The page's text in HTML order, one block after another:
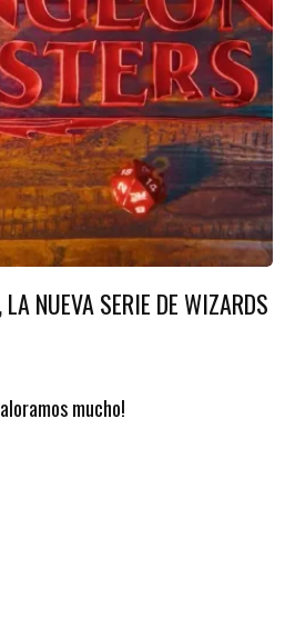
NUEVA SERIE DE WIZARDS
mucho!